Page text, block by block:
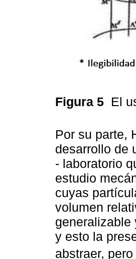
Figura 5 El
Por su parte,
desarrollo de
- laboratorio
estudio
cuyas
volumen
generalizable
y esto la
abstraer,